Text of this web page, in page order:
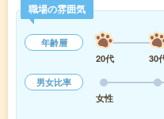
職場の雰囲気
年齢層
20代
30
男女比率
女性